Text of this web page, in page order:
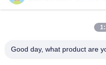
Good day, what product are